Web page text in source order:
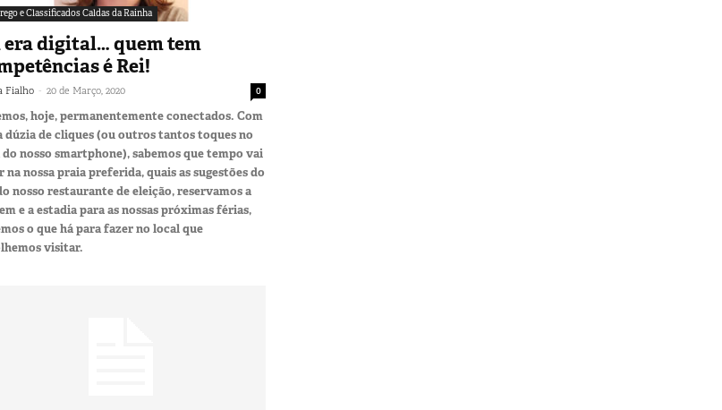
e Classificados Caldas da Rainha
era digital… quem tem
é Rei!
Fialho - 20 de Março, 2020 0
hoje, permanentemente conectados. Com
dúzia de cliques (ou outros tantos toques no
do nosso smartphone), sabemos que tempo vai
na nossa praia preferida, quais as sugestões do
nosso restaurante de eleição, reservamos a
e a estadia para as nossas próximas férias,
o que há para fazer no local que
visitar.